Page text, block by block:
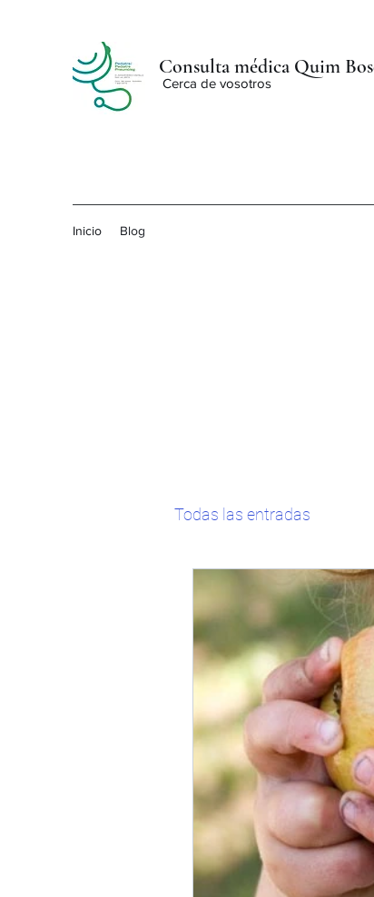
Consulta médica Quim
Cerca de vosotros
Inicio Blog
Todas las entradas